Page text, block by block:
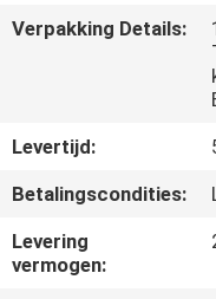
CONTACTEER
NIEUWS
VERZOEK
OM EEN
Verpakking Details:
Levertijd:
Betalingscondities:
Levering
vermogen: